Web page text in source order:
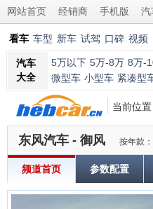
网站首页 经销商 手机版 汽
看车 车型 新车 试驾 口碑 视频
汽车
大全
5万以下 5万-8万 8万-
微型车 小型车 紧凑型
当前位置
东风汽车 - 御风 按年款：
频道首页 参数配置